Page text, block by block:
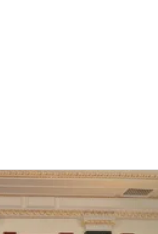
аграриев.
к совместному